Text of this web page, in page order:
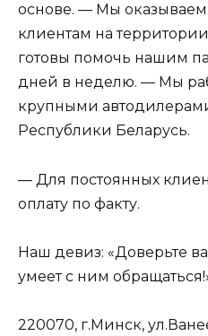
основе. — Мы оказываем
клиентам на
готовы помочь нашим
дней в неделю. — Мы
крупными
Республики Беларусь.
— Для постоянных
оплату по факту.
Наш девиз: «Доверьте
умеет с ним
220070, г.Минск,